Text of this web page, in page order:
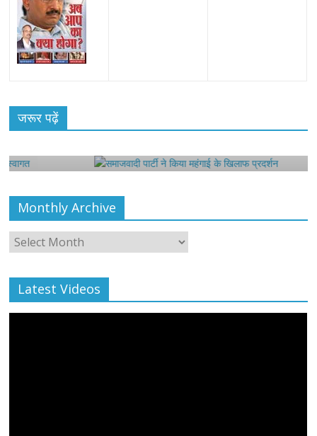
जरूर पढ़ें
राजनीतिक
समाजवादी पार्टी ने किया महंगाई के खिलाफ प्रदर्शन
Monthly Archive
Monthly
Archive
Latest Videos